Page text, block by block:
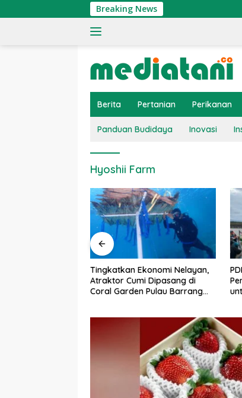
ke
Breaking News
Berita Pertanian Perikanan
Panduan Budidaya Inovasi
Hyoshii Farm
PDKT Danau Tempe :
Pendekatan Kearifan Lokal
untuk Keberlanjutan Sumber